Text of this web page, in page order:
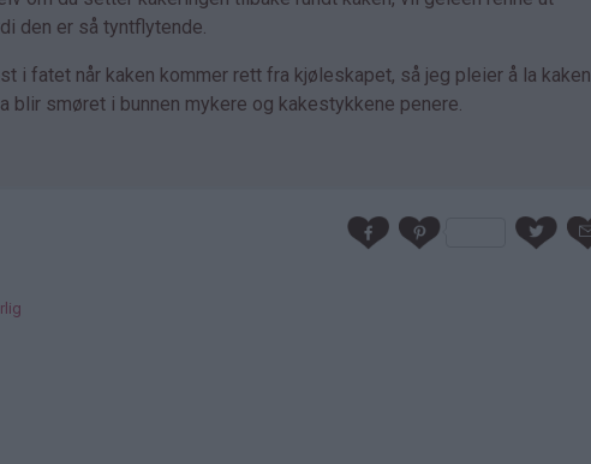
den er så tyntflytende.
i fatet når kaken kommer rett fra kjøleskapet, så jeg pleier å la kaken
smøret i bunnen mykere og kakestykkene penere.